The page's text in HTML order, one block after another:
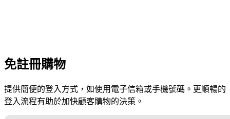
免註冊購物
提供簡便的登入方式，如使用電子信箱或手機號碼。更順暢的
登入流程有助於加快顧客購物的決策。